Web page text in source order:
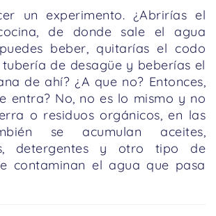
un experimento. ¿Abrirías el
de donde sale el agua
beber, quitarías el codo
de desagüe y beberías el
de ahí? ¿A que no? Entonces,
entra? No, no es lo mismo y no
o residuos orgánicos, en las
se acumulan aceites,
detergentes y otro tipo de
contaminan el agua que pasa